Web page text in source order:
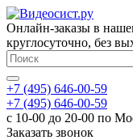
Онлайн-заказы в
круглосуточно, без
+7 (495) 646-00-59
+7 (495) 646-00-59
с 10-00 до 20-00 по
Заказать звонок